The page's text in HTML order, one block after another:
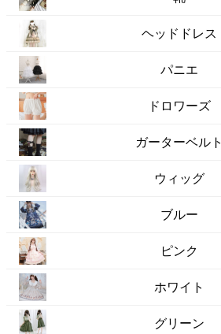
ヘッドドレス
パニエ
ドロワーズ
ガーターベルト
ウィッグ
ブルー
ピンク
ホワイト
グリーン